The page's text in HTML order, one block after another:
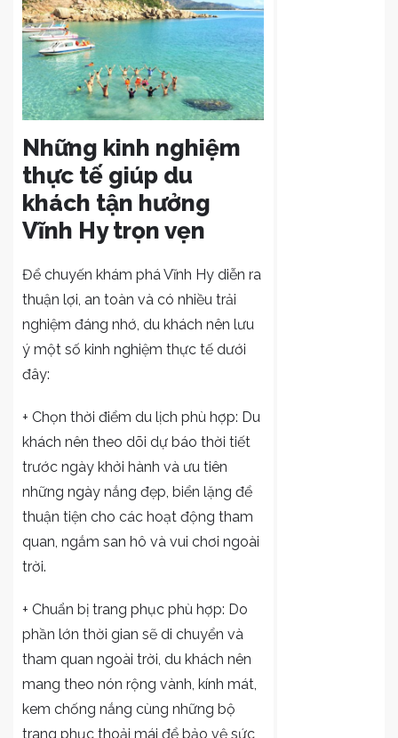
Những kinh nghiệm
thực tế giúp du
khách tận hưởng
Vĩnh Hy trọn vẹn
Để chuyến khám phá Vĩnh Hy diễn ra
thuận lợi, an toàn và có nhiều trải
nghiệm đáng nhớ, du khách nên lưu
ý một số kinh nghiệm thực tế dưới
đây:
+ Chọn thời điểm du lịch phù hợp: Du
khách nên theo dõi dự báo thời tiết
trước ngày khởi hành và ưu tiên
những ngày nắng đẹp, biển lặng để
thuận tiện cho các hoạt động tham
quan, ngắm san hô và vui chơi ngoài
trời.
+ Chuẩn bị trang phục phù hợp: Do
phần lớn thời gian sẽ di chuyển và
tham quan ngoài trời, du khách nên
mang theo nón rộng vành, kính mát,
kem chống nắng cùng những bộ
trang phục thoải mái để bảo vệ sức